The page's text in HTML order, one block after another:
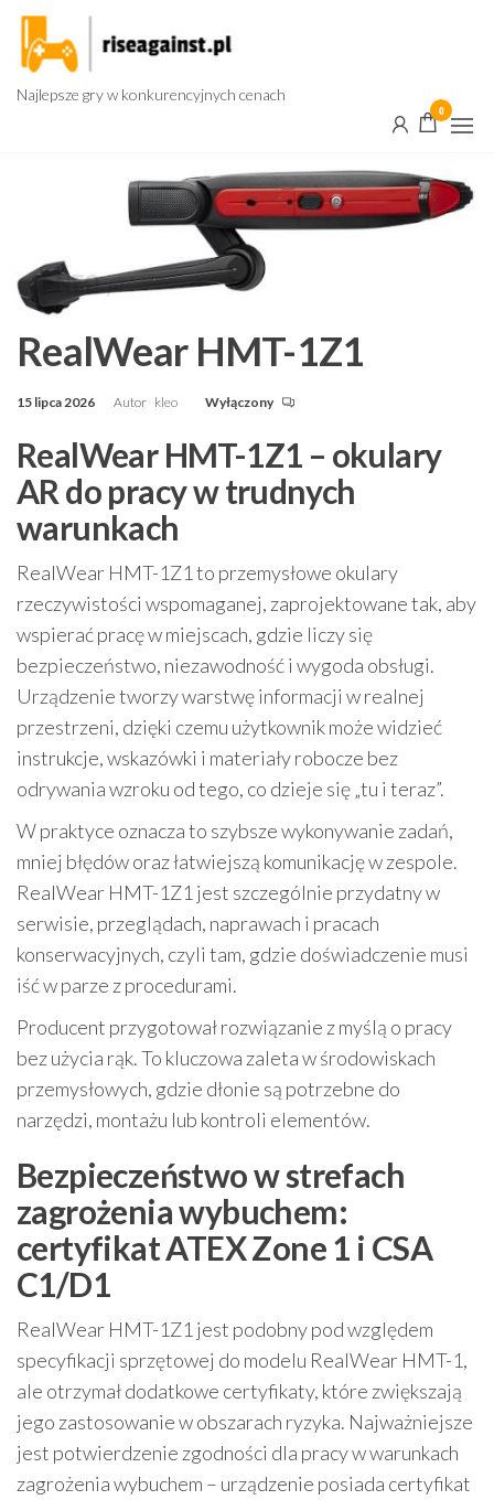
Przejdź
treści
Najlepsze gry w konkurencyjnych cenach
0
RealWear HMT-1Z1
15 lipca 2026 Autor kleo Wyłączony
RealWear HMT-1Z1 – okulary
AR do pracy w trudnych
warunkach
RealWear HMT-1Z1 to przemysłowe okulary
rzeczywistości wspomaganej, zaprojektowane tak, aby
wspierać pracę w miejscach, gdzie liczy się
bezpieczeństwo, niezawodność i wygoda obsługi.
Urządzenie tworzy warstwę informacji w realnej
przestrzeni, dzięki czemu użytkownik może widzieć
instrukcje, wskazówki i materiały robocze bez
odrywania wzroku od tego, co dzieje się „tu i teraz”.
W praktyce oznacza to szybsze wykonywanie zadań,
mniej błędów oraz łatwiejszą komunikację w zespole.
RealWear HMT-1Z1 jest szczególnie przydatny w
serwisie, przeglądach, naprawach i pracach
konserwacyjnych, czyli tam, gdzie doświadczenie musi
iść w parze z procedurami.
Producent przygotował rozwiązanie z myślą o pracy
bez użycia rąk. To kluczowa zaleta w środowiskach
przemysłowych, gdzie dłonie są potrzebne do
narzędzi, montażu lub kontroli elementów.
Bezpieczeństwo w strefach
zagrożenia wybuchem:
certyfikat ATEX Zone 1 i CSA
C1/D1
RealWear HMT-1Z1 jest podobny pod względem
specyfikacji sprzętowej do modelu RealWear HMT-1,
ale otrzymał dodatkowe certyfikaty, które zwiększają
jego zastosowanie w obszarach ryzyka. Najważniejsze
jest potwierdzenie zgodności dla pracy w warunkach
zagrożenia wybuchem – urządzenie posiada certyfikat